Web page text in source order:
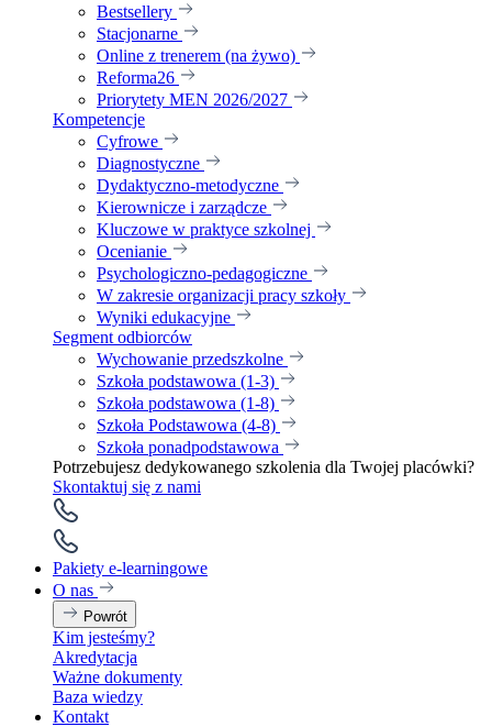
Bestsellery
Stacjonarne
Online z trenerem (na żywo)
Reforma26
Priorytety MEN 2026/2027
Kompetencje
Cyfrowe
Diagnostyczne
Dydaktyczno-metodyczne
Kierownicze i zarządcze
Kluczowe w praktyce szkolnej
Ocenianie
Psychologiczno-pedagogiczne
W zakresie organizacji pracy szkoły
Wyniki edukacyjne
Segment odbiorców
Wychowanie przedszkolne
Szkoła podstawowa (1-3)
Szkoła podstawowa (1-8)
Szkoła Podstawowa (4-8)
Szkoła ponadpodstawowa
Potrzebujesz dedykowanego szkolenia dla Twojej placówki?
Skontaktuj się z nami
Pakiety e-learningowe
O nas
Powrót
Kim jesteśmy?
Akredytacja
Ważne dokumenty
Baza wiedzy
Kontakt